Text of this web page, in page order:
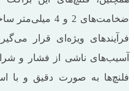
ضخامت‌های 2 و 4
فرآیندهای ویژه‌ای قرار
آسیب‌های ناشی از فشار و